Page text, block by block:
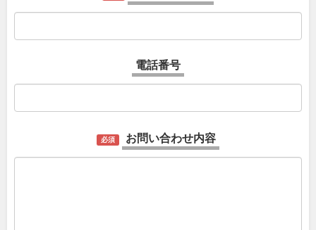
電話番号
必須 お問い合わせ内容